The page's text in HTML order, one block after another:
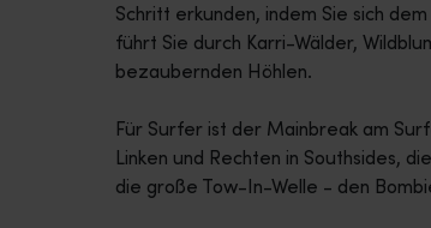
Schritt erkunden, indem Sie sich
führt Sie durch Karri-Wälder,
bezaubernden Höhlen.
Für Surfer ist der Mainbreak am
Linken und Rechten in Southsides,
die große Tow-In-Welle - den